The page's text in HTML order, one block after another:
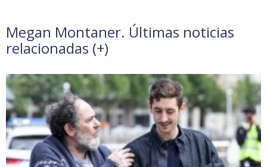
Megan Montaner. Últimas noticias
relacionadas (+)